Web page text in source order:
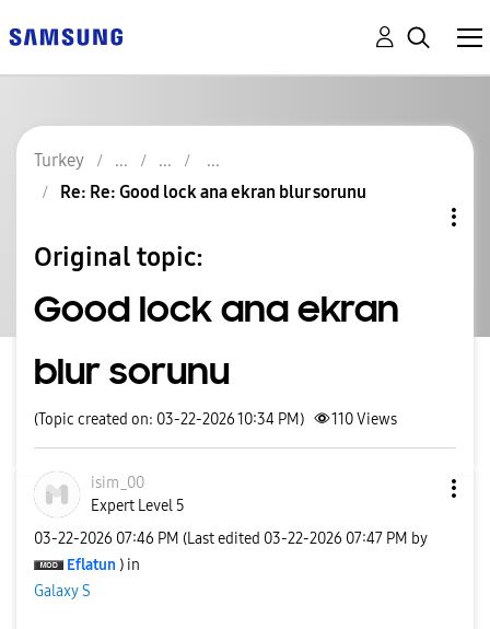
Turkey
Re: Re: Good lock ana ekran blur sorunu
Original topic:
Good lock ana ekran
blur sorunu
(Topic created on: 03-22-2026 10:34 PM) 110Views
isim_00
Expert Level 5
‎03-22-2026 07:46 PM (Last edited ‎03-22-2026 07:47 PM by
Eflatun ) in
Galaxy S